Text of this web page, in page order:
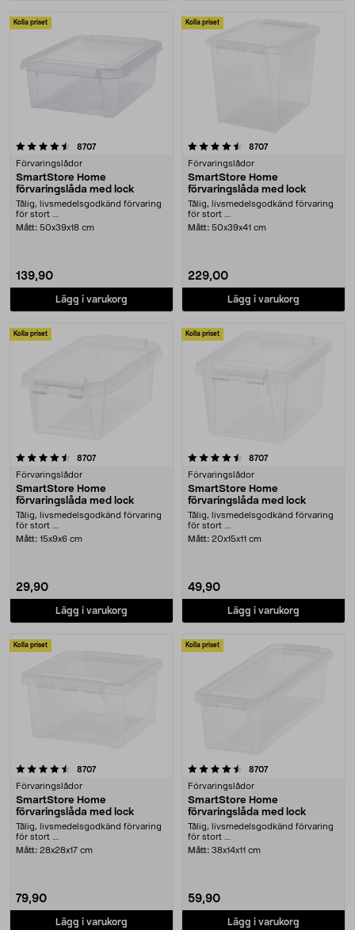
Kolla priset
8707recensioner
Förvaringslådor
SmartStore Home
förvaringslåda med lock
Tålig, livsmedelsgodkänd förvaring
för stort ....
Mått: 50x39x18 cm
139,90
Lägg i varukorg
Kolla priset
4.5 av 5 stjärnor 8707recensioner
Förvaringslådor
SmartStore Home
förvaringslåda med lock
Tålig, livsmedelsgodkänd förvaring
för stort ....
Mått: 50x39x41 cm
229,00
Lägg i varukorg
Kolla priset
8707recensioner
Förvaringslådor
SmartStore Home
förvaringslåda med lock
Tålig, livsmedelsgodkänd förvaring
för stort ....
Mått: 15x9x6 cm
29,90
Lägg i varukorg
Kolla priset
4.5 av 5 stjärnor 8707recensioner
Förvaringslådor
SmartStore Home
förvaringslåda med lock
Tålig, livsmedelsgodkänd förvaring
för stort ....
Mått: 20x15x11 cm
49,90
Lägg i varukorg
Kolla priset
8707recensioner
Förvaringslådor
SmartStore Home
förvaringslåda med lock
Tålig, livsmedelsgodkänd förvaring
för stort ....
Mått: 28x28x17 cm
79,90
Lägg i varukorg
Kolla priset
4.5 av 5 stjärnor 8707recensioner
Förvaringslådor
SmartStore Home
förvaringslåda med lock
Tålig, livsmedelsgodkänd förvaring
för stort ....
Mått: 38x14x11 cm
59,90
Lägg i varukorg